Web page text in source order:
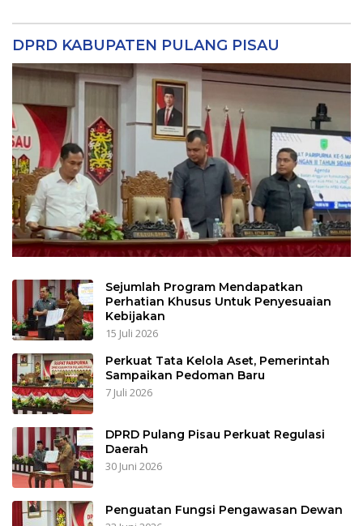
DPRD KABUPATEN PULANG PISAU
Sejumlah Program Mendapatkan
Perhatian Khusus Untuk Penyesuaian
Kebijakan
15 Juli 2026
Perkuat Tata Kelola Aset, Pemerintah
Sampaikan Pedoman Baru
7 Juli 2026
DPRD Pulang Pisau Perkuat Regulasi
Daerah
30 Juni 2026
Penguatan Fungsi Pengawasan Dewan